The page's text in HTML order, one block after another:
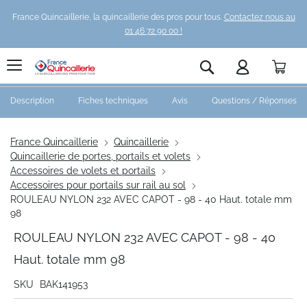
France Quincaillerie, la quincaillerie des pros pour tous. Contactez nous au
01 46 72 90 00 !
Rechercher
France Quincaillerie
Quincaillerie
Quincaillerie de portes, portails et volets
Accessoires de volets et portails
Accessoires pour portails sur rail au sol
ROULEAU NYLON 232 AVEC CAPOT - 98 - 40 Haut. totale mm
98
ROULEAU NYLON 232 AVEC CAPOT - 98 - 40
Haut. totale mm 98
SKU
BAK141953
Description Fiches techniques Avis Questions / Réponses